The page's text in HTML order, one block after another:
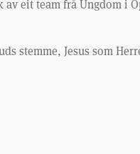
eit team frå Ungdom i
stemme, Jesus som